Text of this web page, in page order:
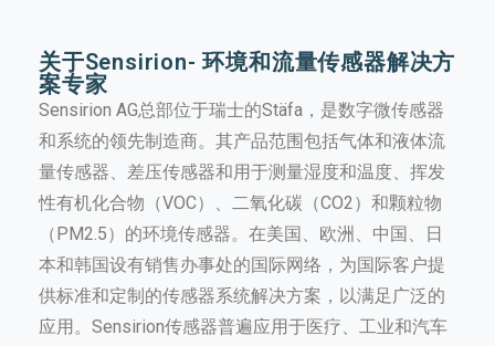
关于Sensirion- 环境和流量传感器解决方
案专家
Sensirion AG总部位于瑞士的Stäfa，是数字微传感器
和系统的领先制造商。其产品范围包括气体和液体流
量传感器、差压传感器和用于测量湿度和温度、挥发
性有机化合物（VOC）、二氧化碳（CO2）和颗粒物
（PM2.5）的环境传感器。在美国、欧洲、中国、日
本和韩国设有销售办事处的国际网络，为国际客户提
供标准和定制的传感器系统解决方案，以满足广泛的
应用。Sensirion传感器普遍应用于医疗、工业和汽车